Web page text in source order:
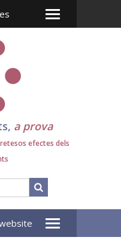
a prova
efectes dels